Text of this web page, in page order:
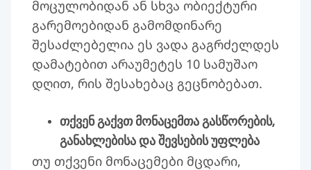
მოცულობიდან ან სხვა ობიექტური
გარემოებიდან გამომდინარე
შესაძლებელია ეს ვადა გაგრძელდეს
დამატებით არაუმეტეს 10 სამუშაო
დღით, რის შესახებაც გეცნობებათ.
თქვენ გაქვთ მონაცემთა გასწორების,
განახლებისა და შევსების უფლება
თუ თქვენი მონაცემები მცდარი,